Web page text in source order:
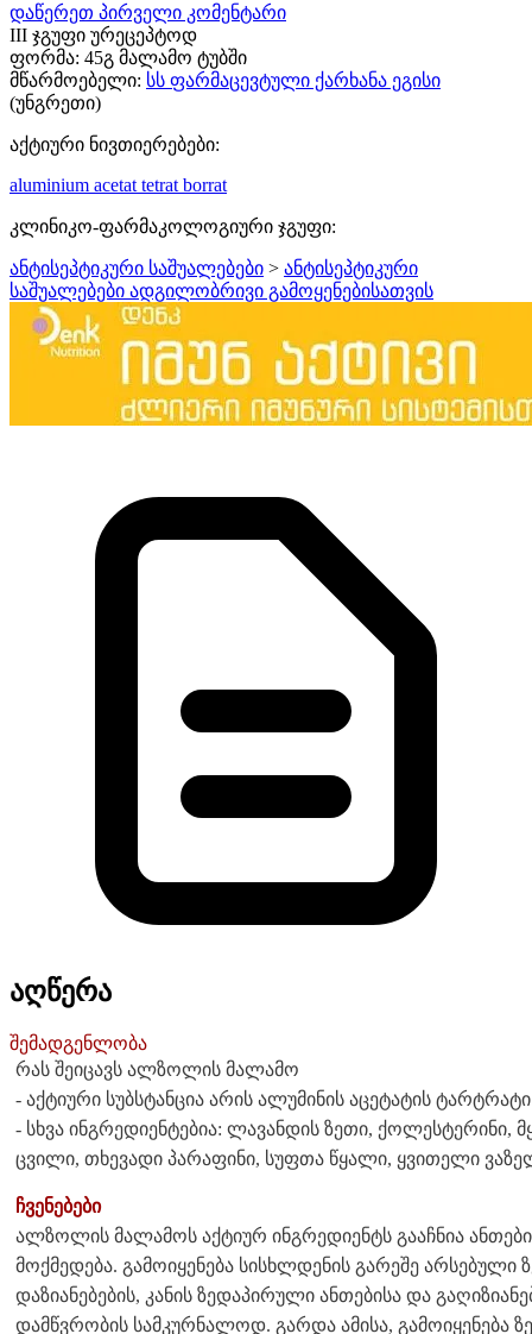
დაწერეთ პირველი კომენტარი
III ჯგუფი ურეცეპტოდ
ფორმა: 45გ მალამო ტუბში
მწარმოებელი: სს ფარმაცევტული ქარხანა ეგისი
(უნგრეთი)
აქტიური ნივთიერებები:
aluminium acetat tetrat borrat
კლინიკო-ფარმაკოლოგიური ჯგუფი:
ანტისეპტიკური საშუალებები > ანტისეპტიკური
საშუალებები ადგილობრივი გამოყენებისათვის
აღწერა
შემადგენლობა
რას შეიცავს ალზოლის მალამო
- აქტიური სუბსტანცია არის ალუმინის აცეტატის
- სხვა ინგრედიენტებია: ლავანდის ზეთი, ქოლესტერინი,
ცვილი, თხევადი პარაფინი, სუფთა წყალი, ყვითელი
ჩვენებები
ალზოლის მალამოს აქტიურ ინგრედიენტს გააჩნია
მოქმედება. გამოიყენება სისხლდენის გარეშე
დაზიანებების, კანის ზედაპირული ანთებისა და
დამწვრობის სამკურნალოდ. გარდა ამისა,